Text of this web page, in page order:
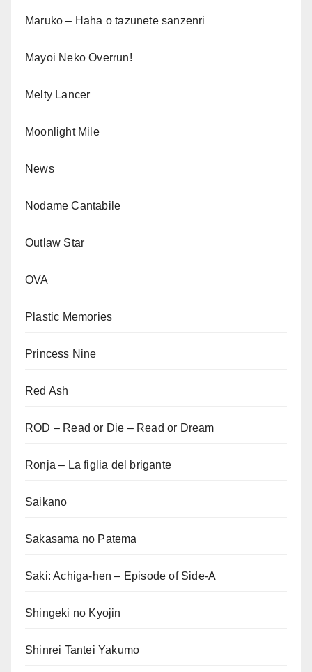
Maruko – Haha o tazunete sanzenri
Mayoi Neko Overrun!
Melty Lancer
Moonlight Mile
News
Nodame Cantabile
Outlaw Star
OVA
Plastic Memories
Princess Nine
Red Ash
ROD – Read or Die – Read or Dream
Ronja – La figlia del brigante
Saikano
Sakasama no Patema
Saki: Achiga-hen – Episode of Side-A
Shingeki no Kyojin
Shinrei Tantei Yakumo